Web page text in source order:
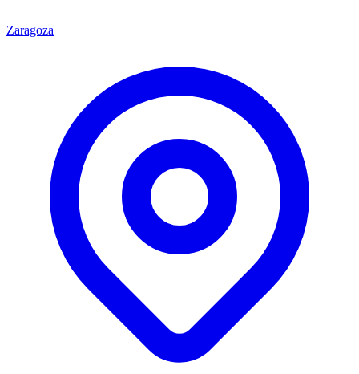
Zaragoza